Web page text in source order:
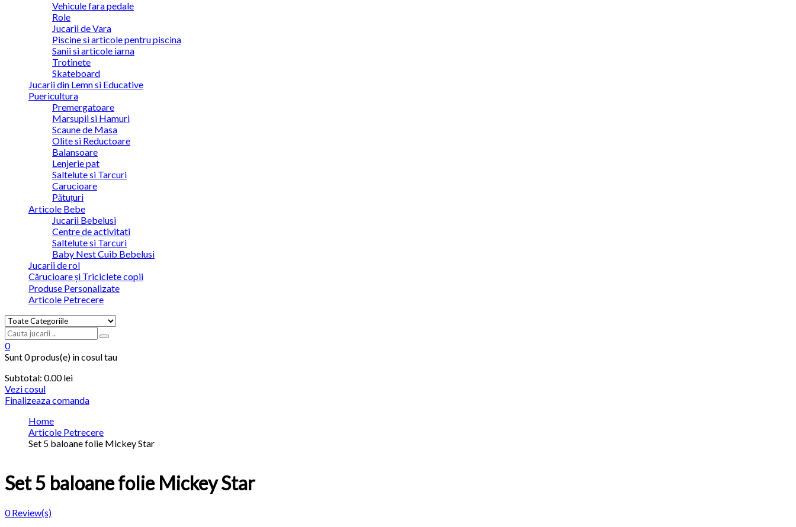
Vehicule fara pedale
Role
Jucarii de Vara
Piscine si articole pentru piscina
Sanii si articole iarna
Trotinete
Skateboard
Jucarii din Lemn si Educative
Puericultura
Premergatoare
Marsupii si Hamuri
Scaune de Masa
Olite si Reductoare
Balansoare
Lenjerie pat
Saltelute si Tarcuri
Carucioare
Pătuțuri
Articole Bebe
Jucarii Bebelusi
Centre de activitati
Saltelute si Tarcuri
Baby Nest Cuib Bebelusi
Jucarii de rol
Cărucioare și Triciclete copii
Produse Personalizate
Articole Petrecere
0
Sunt0 produs(e) in cosul tau
Subtotal: 0.00lei
Vezi cosul
Finalizeaza comanda
Home
Articole Petrecere
Set 5 baloane folie Mickey Star
Set 5 baloane folie Mickey Star
0Review(s)